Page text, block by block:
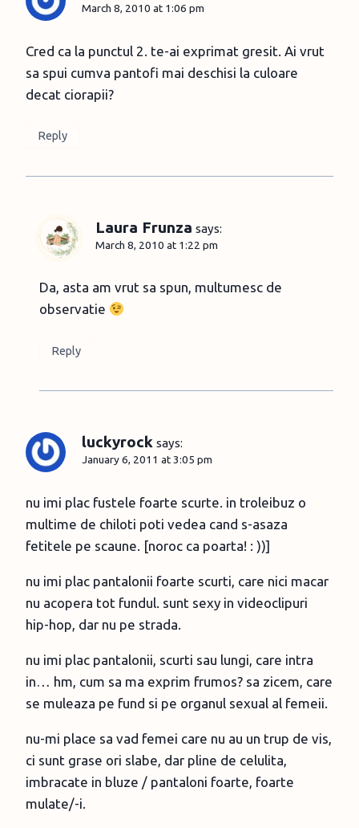
March 8, 2010 at 1:06 pm
Cred ca la punctul 2. te-ai exprimat gresit. Ai vrut
sa spui cumva pantofi mai deschisi la culoare
decat ciorapii?
Reply
Laura Frunza says:
March 8, 2010 at 1:22 pm
Da, asta am vrut sa spun, multumesc de
observatie
Reply
luckyrock says:
January 6, 2011 at 3:05 pm
nu imi plac fustele foarte scurte. in troleibuz o
multime de chiloti poti vedea cand s-asaza
fetitele pe scaune. [noroc ca poarta! : ))]
nu imi plac pantalonii foarte scurti, care nici macar
nu acopera tot fundul. sunt sexy in videoclipuri
hip-hop, dar nu pe strada.
nu imi plac pantalonii, scurti sau lungi, care intra
in… hm, cum sa ma exprim frumos? sa zicem, care
se muleaza pe fund si pe organul sexual al femeii.
nu-mi place sa vad femei care nu au un trup de vis,
ci sunt grase ori slabe, dar pline de celulita,
imbracate in bluze / pantaloni foarte, foarte
mulate/-i.